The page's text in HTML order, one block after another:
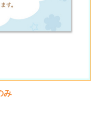
み